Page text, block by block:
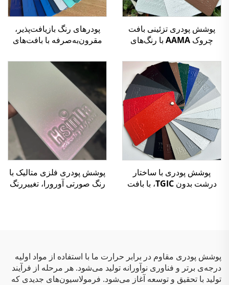
پوشش پودری تزئینی بافت
چروک AAMA با رنگ‌های
پودرهای رنگ بازیافت‌پذیر،
مقرون‌به‌صرفه با بافت‌های
پاششی
پوشش پودری با ساختار
درشت بدون TGIC، با بافت
پوشش پودری فلزی متالیک با
رنگ صورتی آورورا، تغییررنگ
پوشش پودری مقاوم در برابر حرارت ما با استفاده از مواد اولیه
درجه‌ی برتر و فناوری نوآورانه تولید می‌شود. هر مرحله از فرآیند
تولید با تحقیق و توسعه آغاز می‌شود. فرمولاسیون‌های جدیدی که